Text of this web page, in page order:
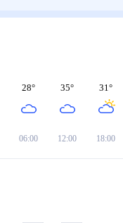
28°
06:00
35°
12:00
31°
18:00